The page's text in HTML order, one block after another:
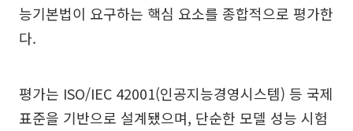
능기본법이 요구하는 핵심 요소를 종합적으로 평가한
다.
평가는 ISO/IEC 42001(인공지능경영시스템) 등 국제
표준을 기반으로 설계됐으며, 단순한 모델 성능 시험